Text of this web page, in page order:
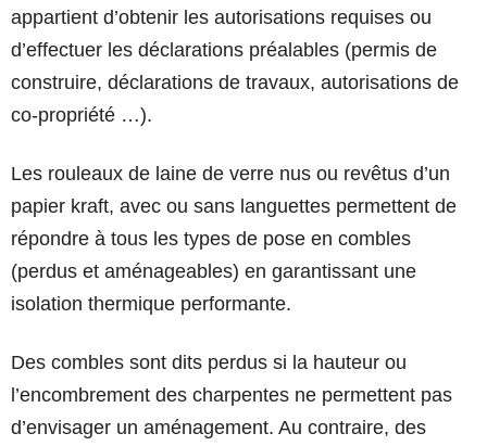
appartient d’obtenir les autorisations requises ou
d’effectuer les déclarations préalables (permis de
construire, déclarations de travaux, autorisations de
co-propriété …).
Les rouleaux de laine de verre nus ou revêtus d’un
papier kraft, avec ou sans languettes permettent de
répondre à tous les types de pose en combles
(perdus et aménageables) en garantissant une
isolation thermique performante.
Des combles sont dits perdus si la hauteur ou
l’encombrement des charpentes ne permettent pas
d’envisager un aménagement. Au contraire, des